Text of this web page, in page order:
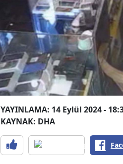
YAYINLAMA: 14 Eylül 2024 -
KAYNAK: DHA